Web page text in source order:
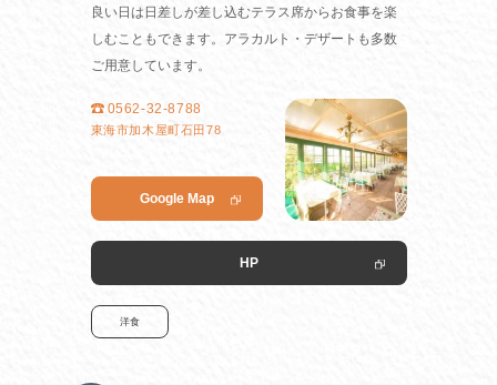
良い日は日差しが差し込むテラス席からお食事を楽
しむこともできます。アラカルト・デザートも多数
ご用意しています。
0562-32-8788
東海市加木屋町石田78
Google Map
HP
洋食